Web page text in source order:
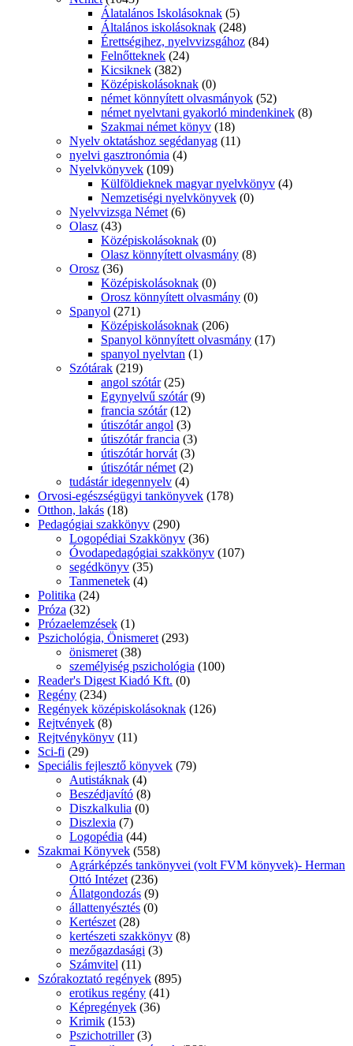
Álatalános Iskolásoknak (5)
Általános iskolásoknak (248)
Érettségihez, nyelvvizsgához (84)
Felnőtteknek (24)
Kicsiknek (382)
Középiskolásoknak (0)
német könnyített olvasmányok (52)
német nyelvtani gyakorló mindenkinek (8)
Szakmai német könyv (18)
Nyelv oktatáshoz segédanyag (11)
nyelvi gasztronómia (4)
Nyelvkönyvek (109)
Külföldieknek magyar nyelvkönyv (4)
Nemzetiségi nyelvkönyvek (0)
Nyelvvizsga Német (6)
Olasz (43)
Középiskolásoknak (0)
Olasz könnyített olvasmány (8)
Orosz (36)
Középiskolásoknak (0)
Orosz könnyített olvasmány (0)
Spanyol (271)
Középiskolásoknak (206)
Spanyol könnyített olvasmány (17)
spanyol nyelvtan (1)
Szótárak (219)
angol szótár (25)
Egynyelvű szótár (9)
francia szótár (12)
útiszótár angol (3)
útiszótár francia (3)
útiszótár horvát (3)
útiszótár német (2)
tudástár idegennyelv (4)
Orvosi-egészségügyi tankönyvek (178)
Otthon, lakás (18)
Pedagógiai szakkönyv (290)
Logopédiai Szakkönyv (36)
Óvodapedagógiai szakkönyv (107)
segédkönyv (35)
Tanmenetek (4)
Politika (24)
Próza (32)
Prózaelemzések (1)
Pszichológia, Önismeret (293)
önismeret (38)
személyiség pszichológia (100)
Reader's Digest Kiadó Kft. (0)
Regény (234)
Regények középiskolásoknak (126)
Rejtvények (8)
Rejtvénykönyv (11)
Sci-fi (29)
Speciális fejlesztő könyvek (79)
Autistáknak (4)
Beszédjavító (8)
Diszkalkulia (0)
Diszlexia (7)
Logopédia (44)
Szakmai Könyvek (558)
Agrárképzés tankönyvei (volt FVM könyvek)- Herman
Ottó Intézet (236)
Állatgondozás (9)
állattenyésztés (0)
Kertészet (28)
kertészeti szakkönyv (8)
mezőgazdasági (3)
Számvitel (11)
Szórakoztató regények (895)
erotikus regény (41)
Képregények (36)
Krimik (153)
Pszichotriller (3)